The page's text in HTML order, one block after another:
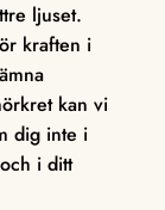
ljuset.
kraften i
kan vi
dig inte i
i ditt